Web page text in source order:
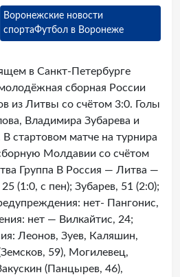
Воронежские новости
спортаФутбол в Воронеже
в Санкт-Петербурге
сборная России
из Литвы со счётом 3:0. Голы
Владимира Зубарева и
стартовом матче на турнира
Молдавии со счётом
Группа B Россия — Литва —
(1:0, с пен); Зубарев, 51 (2:0);
нет- Пангонис,
нет — Вилкайтис, 24;
Леонов, Зуев, Каляшин,
59), Могилевец,
(Панцырев, 46),